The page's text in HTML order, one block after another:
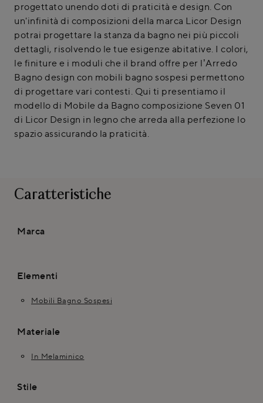
progettato unendo doti di praticità e design. Con
un'infinità di composizioni della marca Licor Design
potrai progettare la stanza da bagno nei più piccoli
dettagli, risolvendo le tue esigenze abitative. I colori,
le finiture e i moduli che il brand offre per l’Arredo
Bagno design con mobili bagno sospesi permettono
di progettare vari contesti. Qui ti presentiamo il
modello di Mobile da Bagno composizione Seven 01
di Licor Design in legno che arreda alla perfezione lo
spazio assicurando la praticità.
Caratteristiche
Marca
Elementi
Mobili Bagno Sospesi
Materiale
In Melaminico
Stile